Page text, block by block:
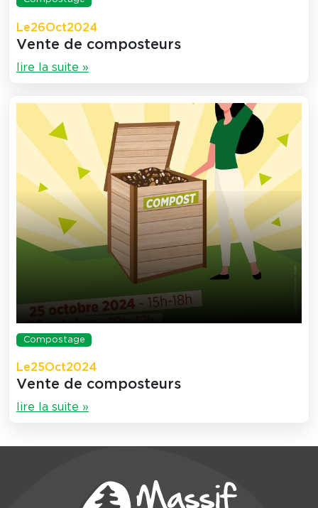
Le26Oct2024
Vente de composteurs
lire la suite »
Compostage
Le25Oct2024
Vente de composteurs
lire la suite »